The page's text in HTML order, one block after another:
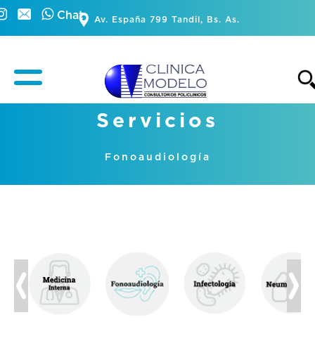
Chat Av. España 799 Tandil, Bs. As.
Servicios
Fonoaudiología